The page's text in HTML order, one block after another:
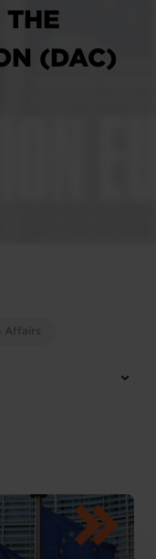
THE
(DAC)
Affairs